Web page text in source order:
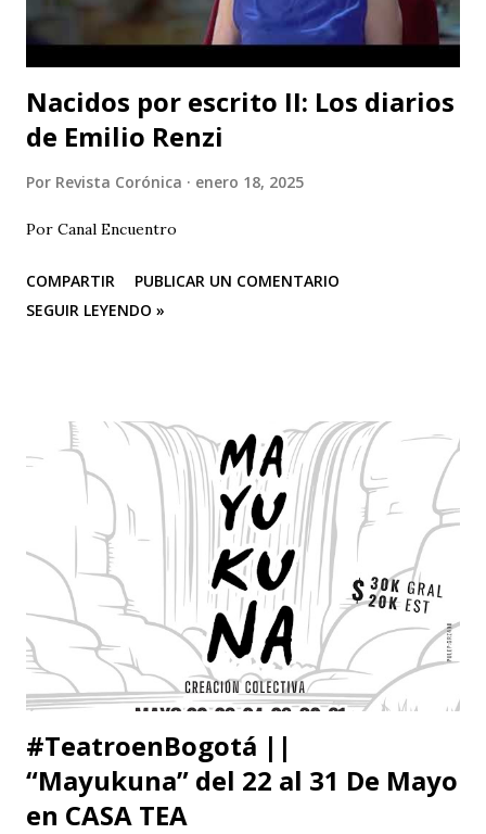
de este festival internacional de teatro que este año les ...
Nacidos por escrito II: Los diarios
de Emilio Renzi
Por Revista Corónica enero 18, 2025
Por Canal Encuentro
COMPARTIR
PUBLICAR UN COMENTARIO
SEGUIR LEYENDO »
#TeatroenBogotá ||
“Mayukuna” del 22 al 31 De Mayo
en CASA TEA